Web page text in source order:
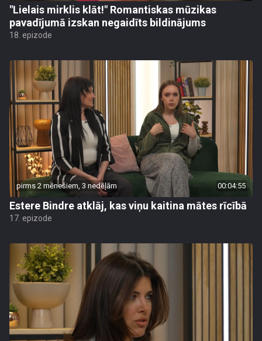
"Lielais mirklis klāt!" Romantiskas mūzikas
pavadījumā izskan negaidīts bildinājums
18. epizode
pirms 2 mēnešiem, 3 nedēļām 00:04:55
Estere Bindre atklāj, kas viņu kaitina mātes rīcībā
17. epizode